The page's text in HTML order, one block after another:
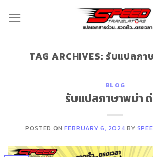
TAG ARCHIVES: รับแปลภา
BLOG
รับแปลภาษาพม่า
POSTED ONFEBRUARY 6, 2024 BY